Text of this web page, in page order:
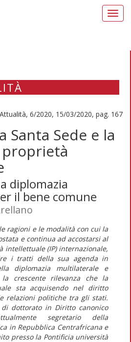
Attualità, 6/2020, 15/03/2020, pag. 167
Santa Sede e la
diplomazia
il bene comune
ragioni e le modalità con cui la
e continua ad accostarsi al
intellettuale (IP) internazionale,
i tratti della sua agenda in
diplomazia multilaterale e
crescente rilevanza che la
sta acquisendo nel diritto
relazioni politiche tra gli stati.
dottorato in Diritto canonico
segretario della
in Repubblica Centrafricana e
presso la Pontificia università